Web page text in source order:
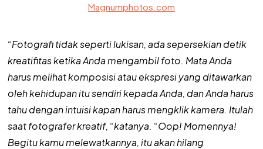
Magnumphotos.com
“Fotografi tidak seperti lukisan, ada sepersekian detik
kreatifitas ketika Anda mengambil foto. Mata Anda
harus melihat komposisi atau ekspresi yang ditawarkan
oleh kehidupan itu sendiri kepada Anda, dan Anda harus
tahu dengan intuisi kapan harus mengklik kamera. Itulah
saat fotografer kreatif, “katanya. “Oop! Momennya!
Begitu kamu melewatkannya, itu akan hilang